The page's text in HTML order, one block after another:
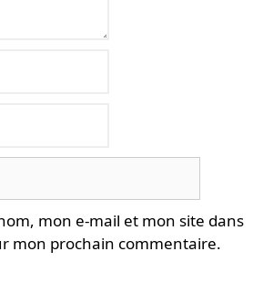
mon e-mail et mon site dans
mon prochain commentaire.